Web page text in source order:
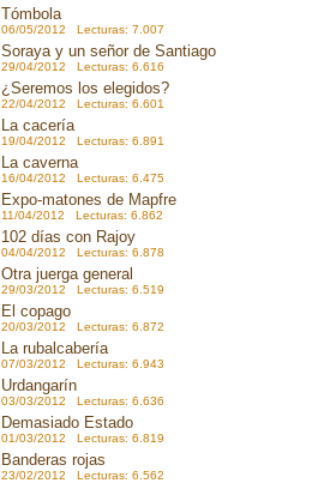
Tómbola
06/05/2012 Lecturas: 7.007
Soraya y un señor de Santiago
29/04/2012 Lecturas: 6.616
¿Seremos los elegidos?
22/04/2012 Lecturas: 6.601
La cacería
19/04/2012 Lecturas: 6.891
La caverna
16/04/2012 Lecturas: 6.475
Expo-matones de Mapfre
11/04/2012 Lecturas: 6.862
102 días con Rajoy
04/04/2012 Lecturas: 6.878
Otra juerga general
29/03/2012 Lecturas: 6.519
El copago
20/03/2012 Lecturas: 6.872
La rubalcabería
07/03/2012 Lecturas: 6.943
Urdangarín
03/03/2012 Lecturas: 6.636
Demasiado Estado
01/03/2012 Lecturas: 6.819
Banderas rojas
23/02/2012 Lecturas: 6.562